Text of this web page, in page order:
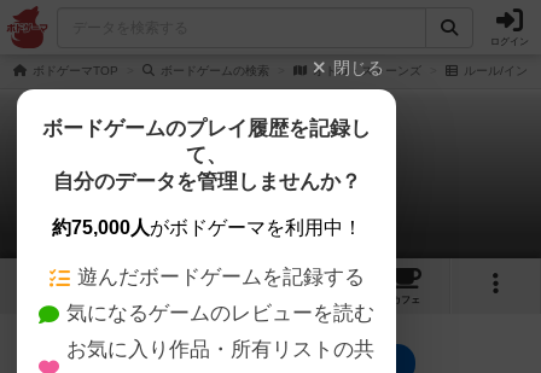
ログイン
ボドゲーマTOP ボードゲームの検索 オトロ・ストーンズ ルール/イン
オトロ・ストーンズ
0件のルール/インスト
1 2
カフェ
オトロ・ストーンズのトップに戻る
閉じる
ボードゲームのプレイ履歴を記録し
て、
自分のデータを管理しませんか？
約75,000人がボドゲーマを利用中！
遊んだボードゲームを記録する
気になるゲームのレビューを読む
お気に入り作品・所有リストの共